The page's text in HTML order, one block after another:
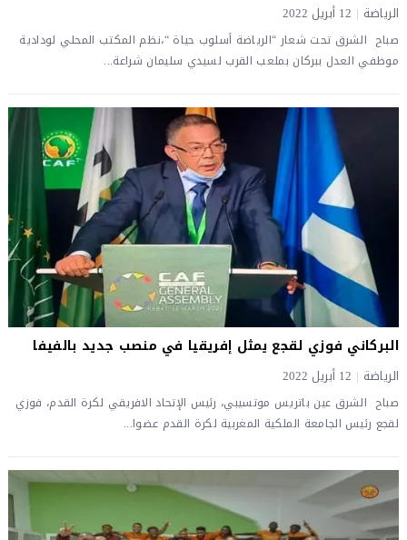
الرياضة 12 أبريل 2022
صباح الشرق تحت شعار “الرياضة أسلوب حياة “،نظم المكتب المحلي لودادية
موظفي العدل ببركان بملعب القرب لسيدي سليمان شراعة...
البركاني فوزي لقجع يمثل إفريقيا في منصب جديد بالفيفا
الرياضة 12 أبريل 2022
صباح الشرق عين باتريس موتسيبي، رئيس الإتحاد الافريقي لكرة القدم، فوزي
لقجع رئيس الجامعة الملكية المغربية لكرة القدم عضوا...